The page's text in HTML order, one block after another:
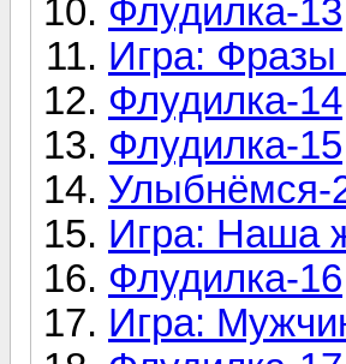
Флудилка-13
Игра:
Флудилка-14
Флудилка-15
Улыбнёмся-
Игра: Наша
Флудилка-16
Игра: